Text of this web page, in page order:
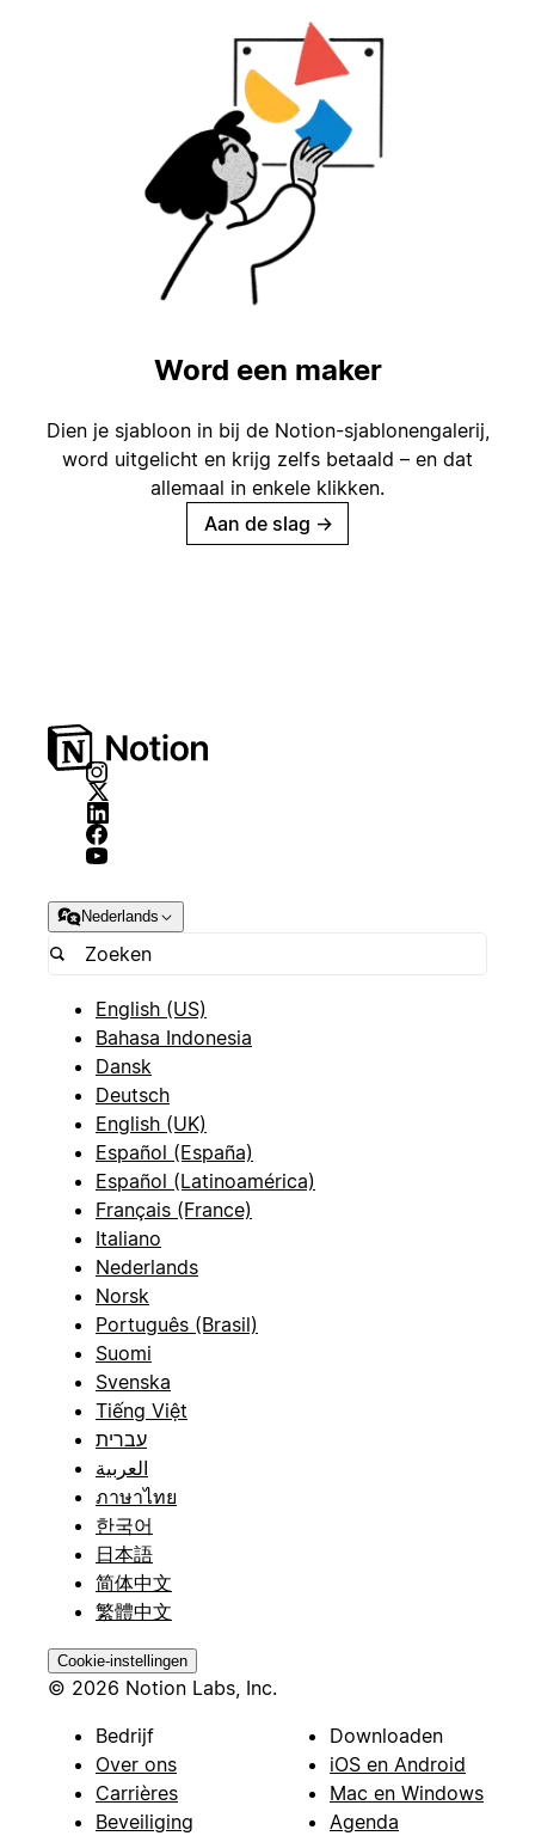
Word een maker
Dien je sjabloon in bij de Notion-sjablonengalerij,
word uitgelicht en krijg zelfs betaald – en dat
allemaal in enkele klikken.
Aan de slag →
Nederlands
English (US)
Bahasa Indonesia
Dansk
Deutsch
English (UK)
Español (España)
Español (Latinoamérica)
Français (France)
Italiano
Nederlands
Norsk
Português (Brasil)
Suomi
Svenska
Tiếng Việt
עברית
العربية
ภาษาไทย
한국어
日本語
简体中文
繁體中文
Cookie-instellingen
© 2026 Notion Labs, Inc.
Bedrijf
Over ons
Carrières
Beveiliging
Downloaden
iOS en Android
Mac en Windows
Agenda